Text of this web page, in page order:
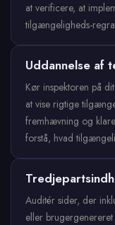
at verificere, at
tilgængeligheds-
Uddannelse af
Kør inspektoren på
at vise rigtige
fremhævning og
forstå, hvad
Auditér sider, der
eller